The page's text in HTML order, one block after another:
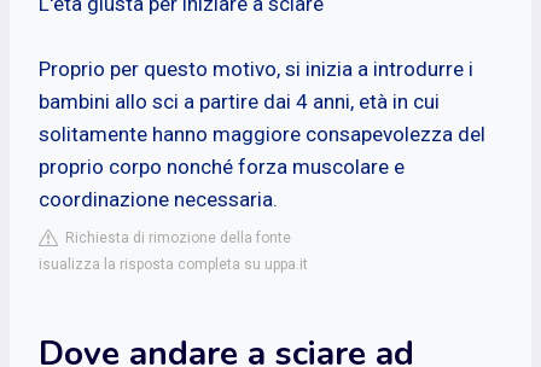
Proprio per questo motivo, si inizia a introdurre i
bambini allo sci a partire dai 4 anni, età in cui
solitamente hanno maggiore consapevolezza del
proprio corpo nonché forza muscolare e
coordinazione necessaria.
Richiesta di rimozione della fonte
isualizza la risposta completa su uppa.it
Dove andare a sciare ad